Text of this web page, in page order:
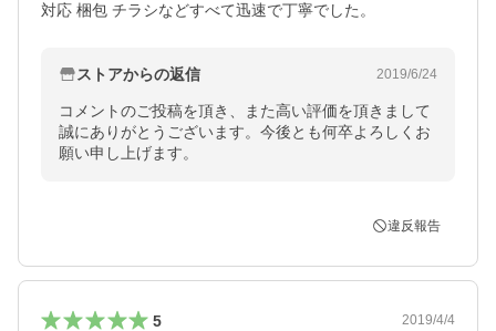
対応 梱包 チラシなどすべて迅速で丁寧でした。
ストアからの返信 2019/6/24
コメントのご投稿を頂き、また高い評価を頂きまして
誠にありがとうございます。今後とも何卒よろしくお
願い申し上げます。
違反報告
5
2019/4/4